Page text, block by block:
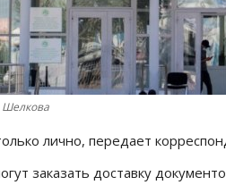
Шелкова
лично, передает
заказать доставку